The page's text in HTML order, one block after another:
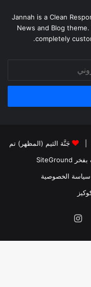
Jannah is a Clean
News and Blog
completely
جَنَّة الثيم (المظهر) تم
SiteGround
سياسة الخصوصية
انستقرام